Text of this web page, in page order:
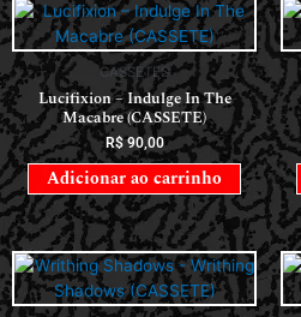
CASSETES
Lucifixion – Indulge In The
Macabre (CASSETE)
R$90,00
Adicionar ao carrinho